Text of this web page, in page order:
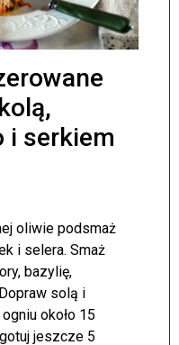
i serkiem
oliwie podsmaż
i selera. Smaż
bazylię,
solą i
około 15
jeszcze 5